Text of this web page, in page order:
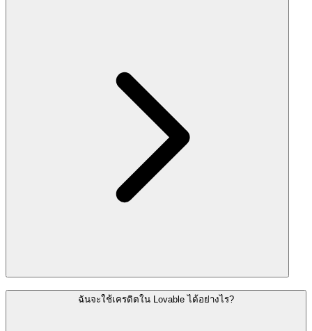
ฉันจะใช้เครดิตใน Lovable ได้อย่างไร?